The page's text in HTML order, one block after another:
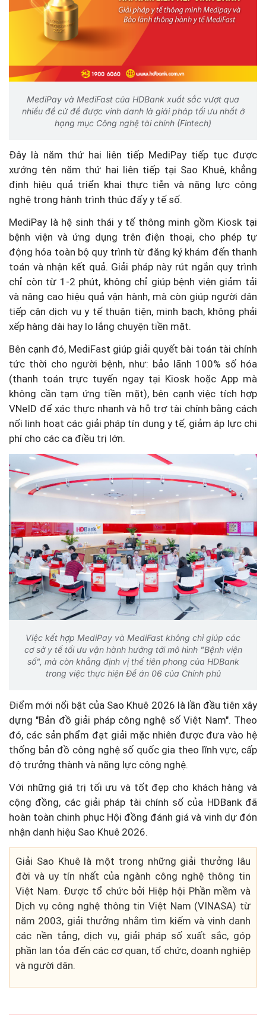
MediPay và MediFast của HDBank xuất sắc vượt qua
nhiều đề cử để được vinh danh là giải pháp tối ưu nhất ở
hạng mục Công nghệ tài chính (Fintech)
Đây là năm thứ hai liên tiếp MediPay tiếp tục được
xướng tên năm thứ hai liên tiếp tại Sao Khuê, khẳng
định hiệu quả triển khai thực tiễn và năng lực công
nghệ trong hành trình thúc đẩy y tế số.
MediPay là hệ sinh thái y tế thông minh gồm Kiosk tại
bệnh viện và ứng dụng trên điện thoại, cho phép tự
động hóa toàn bộ quy trình từ đăng ký khám đến thanh
toán và nhận kết quả. Giải pháp này rút ngắn quy trình
chỉ còn từ 1-2 phút, không chỉ giúp bệnh viện giảm tải
và nâng cao hiệu quả vận hành, mà còn giúp người dân
tiếp cận dịch vụ y tế thuận tiện, minh bạch, không phải
xếp hàng dài hay lo lắng chuyện tiền mặt.
Bên cạnh đó, MediFast giúp giải quyết bài toán tài chính
tức thời cho người bệnh, như: bảo lãnh 100% số hóa
(thanh toán trực tuyến ngay tại Kiosk hoặc App mà
không cần tạm ứng tiền mặt), bên cạnh việc tích hợp
VNeID để xác thực nhanh và hỗ trợ tài chính bằng cách
nối linh hoạt các giải pháp tín dụng y tế, giảm áp lực chi
phí cho các ca điều trị lớn.
Việc kết hợp MediPay và MediFast không chỉ giúp các
cơ sở y tế tối ưu vận hành hướng tới mô hình "Bệnh viện
số", mà còn khẳng định vị thế tiên phong của HDBank
trong việc thực hiện Đề án 06 của Chính phủ
Điểm mới nổi bật của Sao Khuê 2026 là lần đầu tiên xây
dựng "Bản đồ giải pháp công nghệ số Việt Nam". Theo
đó, các sản phẩm đạt giải mặc nhiên được đưa vào hệ
thống bản đồ công nghệ số quốc gia theo lĩnh vực, cấp
độ trưởng thành và năng lực công nghệ.
Với những giá trị tối ưu và tốt đẹp cho khách hàng và
cộng đồng, các giải pháp tài chính số của HDBank đã
hoàn toàn chinh phục Hội đồng đánh giá và vinh dự đón
nhận danh hiệu Sao Khuê 2026.
Giải Sao Khuê là một trong những giải thưởng lâu
đời và uy tín nhất của ngành công nghệ thông tin
Việt Nam. Được tổ chức bởi Hiệp hội Phần mềm và
Dịch vụ công nghệ thông tin Việt Nam (VINASA) từ
năm 2003, giải thưởng nhằm tìm kiếm và vinh danh
các nền tảng, dịch vụ, giải pháp số xuất sắc, góp
phần lan tỏa đến các cơ quan, tổ chức, doanh nghiệp
và người dân.